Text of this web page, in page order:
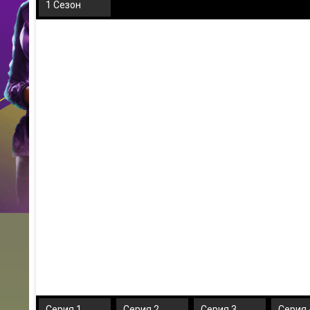
1 Сезон